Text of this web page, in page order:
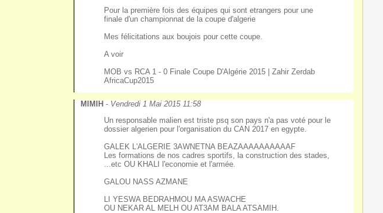
Pour la première fois des équipes qui sont etrangers pour une
finale d'un championnat de la coupe d'algerie
Mes félicitations aux boujois pour cette coupe.
A voir
MOB vs RCA 1 - 0 Finale Coupe D'Algérie 2015 | Zahir Zerdab
AfricaCup2015
MIMIH - Vendredi 1 Mai 2015 11:58
Un responsable malien est triste psq son pays n'a pas voté pour le
dossier algerien pour l'organisation du CAN 2017 en egypte.
GALEK L'ALGERIE 3AWNETNA BEAZAAAAAAAAAAF
Les formations de nos cadres sportifs, la construction des stades,
...etc OU KHALI l'economie et l'armée.
GALOU NASS AZMANE
LI YESWA BEDRAHMOU MA ASWACHE
OU NEKAR AL MELH OU AT3AM BALA ATSAMIH.